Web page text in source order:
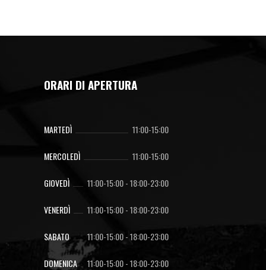
ORARI DI APERTURA
MARTEDÌ 11:00-15:00
MERCOLEDÌ 11:00-15:00
GIOVEDÌ 11:00-15:00-18:00-23:00
VENERDÌ 11:00-15:00-18:00-23:00
SABATO 11:00-15:00-18:00-23:00
DOMENICA 11:00-15:00-18:00-23:00